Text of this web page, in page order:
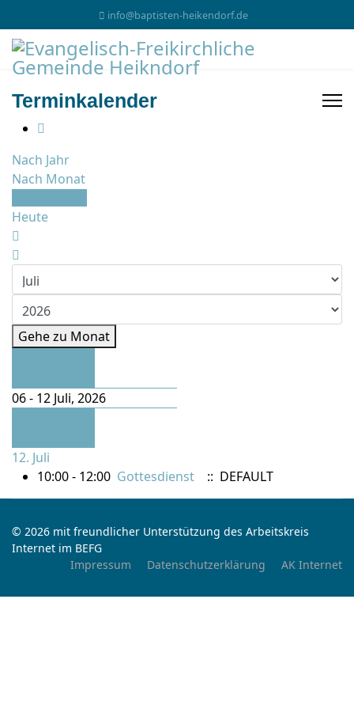
info@baptisten-heikendorf.de
Terminkalender
Nach Jahr
Nach Monat
Heute
Gehe zu Monat
06 - 12 Juli, 2026
12. Juli
10:00 - 12:00 Gottesdienst :: DEFAULT
© 2026 mit freundlicher Unterstützung des Arbeitskreis
Internet im BEFG
Impressum
Datenschutzerklärung AK Internet